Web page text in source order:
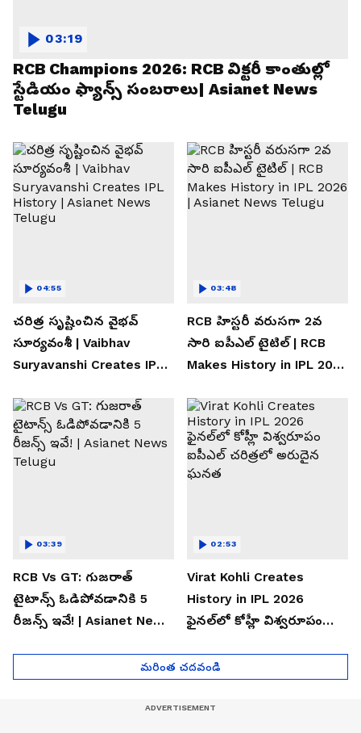
RCB Champions 2026: RCB విక్టరీ కాంతుల్లో
స్టేడియం ఫ్యాన్స్ సంబరాలు| Asianet News
Telugu
03:19
చరిత్ర సృష్టించిన వైభవ్
సూర్యవంశీ | Vaibhav
Suryavanshi Creates IPL
Telugu
04:55
RCB హిస్టరీ వరుసగా 2వ
సారి ఐపీఎల్ టైటిల్ | RCB
Makes History in IPL 2026
03:48
RCB Vs GT: గుజరాత్
టైటాన్స్ ఓడిపోవడానికి 5
రీజన్స్ ఇవే! | Asianet News
03:39
Virat Kohli Creates
History in IPL 2026
ఫైన‌ల్‌లో కోహ్లీ విశ్వ‌రూపం
ఘ‌న‌త
02:53
మరింత చదవండి